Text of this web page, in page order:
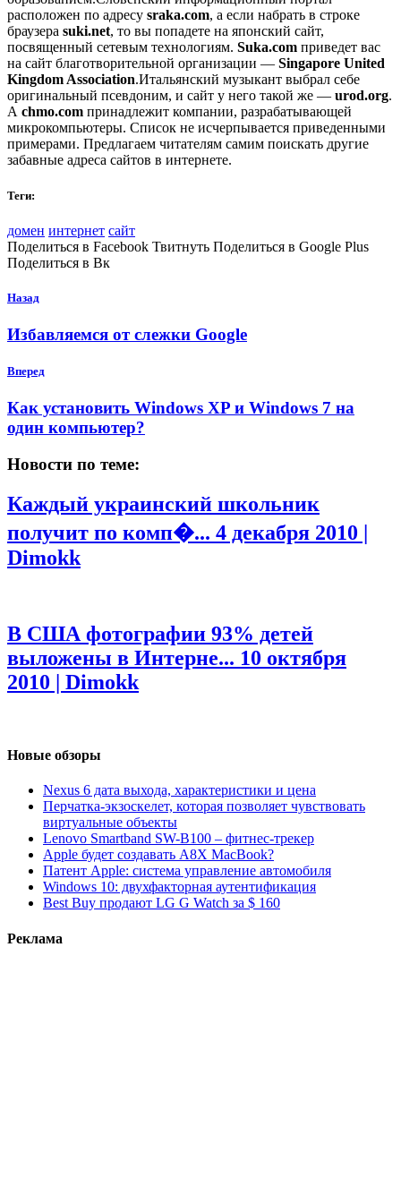
расположен по адресу sraka.com, а если набрать в строке
браузера suki.net, то вы попадете на японский сайт,
посвященный сетевым технологиям. Suka.com приведет вас
на сайт благотворительной организации — Singapore United
Kingdom Association.Итальянский музыкант выбрал себе
оригинальный псевдоним, и сайт у него такой же — urod.org.
А chmo.com принадлежит компании, разрабатывающей
микрокомпьютеры. Список не исчерпывается приведенными
примерами. Предлагаем читателям самим поискать другие
забавные адреса сайтов в интернете.
Теги:
домен интернет сайт
Поделиться в Facebook Твитнуть Поделиться в Google Plus
Поделиться в Вк
Назад
Избавляемся от слежки Google
Вперед
Как установить Windows XP и Windows 7 на
один компьютер?
Новости по теме:
Каждый украинский школьник
получит по комп�... 4 декабря 2010 |
Dimokk
В США фотографии 93% детей
выложены в Интерне... 10 октября
2010 | Dimokk
Новые обзоры
Nexus 6 дата выхода, характеристики и цена
Перчатка-экзоскелет, которая позволяет чувствовать
виртуальные объекты
Lenovo Smartband SW-B100 – фитнес-трекер
Apple будет создавать A8X MacBook?
Патент Apple: система управление автомобиля
Windows 10: двухфакторная аутентификация
Best Buy продают LG G Watch за $ 160
Реклама